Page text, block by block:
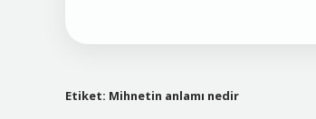
Etiket: Mihnetin anlamı nedir